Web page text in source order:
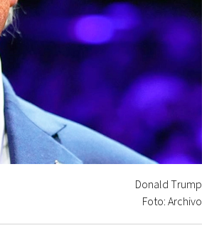
Donald Trump
Foto: Archivo